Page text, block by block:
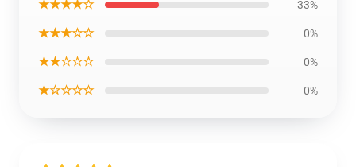
★★★★☆ 33%
★★★☆☆ 0%
★★☆☆☆ 0%
★☆☆☆☆ 0%